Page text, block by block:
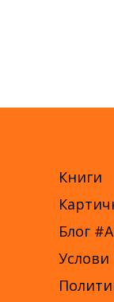
Книги
Блог